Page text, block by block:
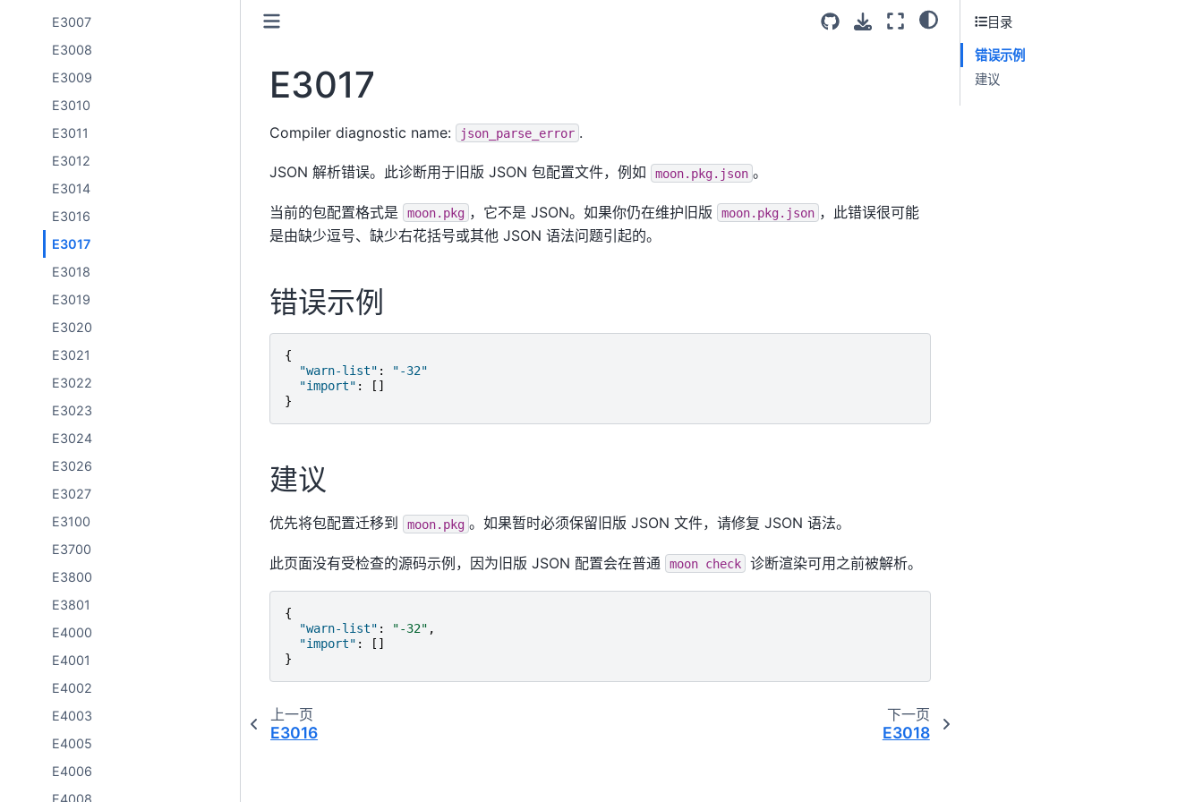
E3007
E3008
E3009
E3010
E3011
E3012
E3014
E3016
E3017
E3018
E3019
E3020
E3021
E3022
E3023
E3024
E3026
E3027
E3100
E3700
E3800
E3801
E4000
E4001
E4002
E4003
E4005
E4006
E3017
Compiler diagnostic name: json_parse_error .
JSON 解析错误。此诊断用于旧版 JSON 包配置文件，例如 moon.pkg.json 。
当前的包配置格式是 moon.pkg ，它不是 JSON。如果你仍在维护旧版 moon.pkg.json ，此错误很可能
是由缺少逗号、缺少右花括号或其他 JSON 语法问题引起的。
错误示例
{
"warn-list" :
"-32"
"import" :
[]
}
建议
优先将包配置迁移到 moon.pkg 。如果暂时必须保留旧版 JSON 文件，请修复 JSON 语法。
此页面没有受检查的源码示例，因为旧版 JSON 配置会在普通 moon check 诊断渲染可用之前被解析。
{
"warn-list" : "-32" ,
"import" :
[]
}
上一页
E3016
下一页
E3018
目录
错误示例
建议